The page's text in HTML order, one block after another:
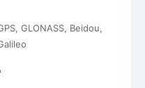
GLONASS, Beidou,